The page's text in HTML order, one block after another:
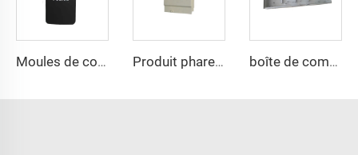
Moules de compression de haute qualité en PE pour bouclier Produit phare de 2023 moule en plastique SMC boîte de panneau électrique boîte de compteur personnalisée en SMC pour moule de compression